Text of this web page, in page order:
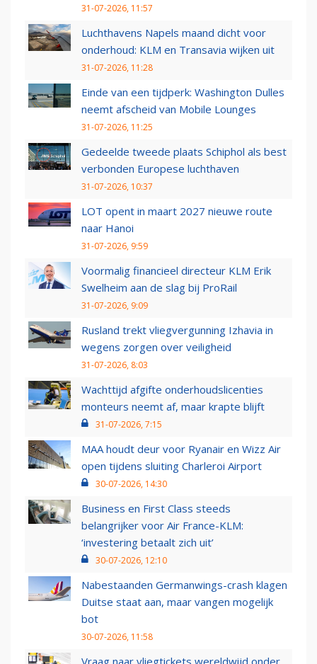
31-07-2026, 11:57
Luchthavens Napels maand dicht voor
onderhoud: KLM en Transavia wijken uit
31-07-2026, 11:28
Einde van een tijdperk: Washington Dulles
neemt afscheid van Mobile Lounges
31-07-2026, 11:25
Gedeelde tweede plaats Schiphol als best
verbonden Europese luchthaven
31-07-2026, 10:37
LOT opent in maart 2027 nieuwe route
naar Hanoi
31-07-2026, 9:59
Voormalig financieel directeur KLM Erik
Swelheim aan de slag bij ProRail
31-07-2026, 9:09
Rusland trekt vliegvergunning Izhavia in
wegens zorgen over veiligheid
31-07-2026, 8:03
Wachttijd afgifte onderhoudslicenties
monteurs neemt af, maar krapte blijft
31-07-2026, 7:15
MAA houdt deur voor Ryanair en Wizz Air
open tijdens sluiting Charleroi Airport
30-07-2026, 14:30
Business en First Class steeds
belangrijker voor Air France-KLM:
‘investering betaalt zich uit’
30-07-2026, 12:10
Nabestaanden Germanwings-crash klagen
Duitse staat aan, maar vangen mogelijk
bot
30-07-2026, 11:58